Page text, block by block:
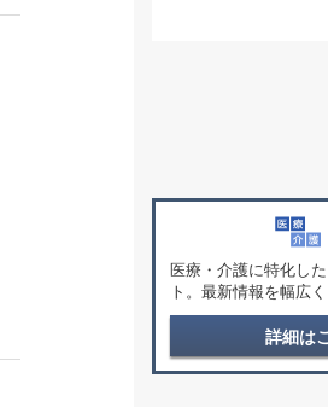
医療・介護に特化し
ト。最新情報を幅広
詳細は